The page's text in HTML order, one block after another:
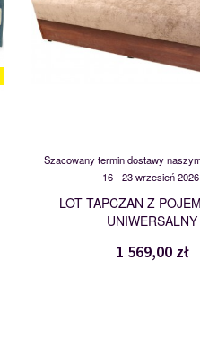
Szacowany termin dostawy
16 - 23 wrzesień 2026
LOT TAPCZAN Z
UNIWERSALNY
1 569,00 zł